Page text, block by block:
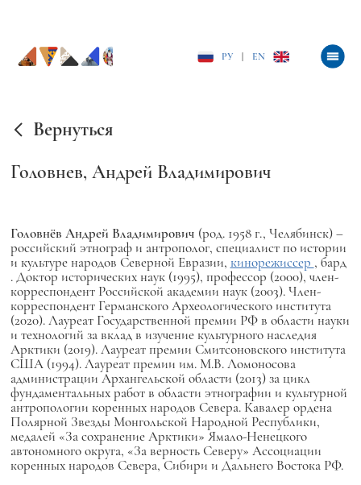
РУ EN
Вернуться
Головнев, Андрей Владимирович
Головнёв Андрей Владимирович (род. 1958 г., Челябинск) –
российский этнограф и антрополог, специалист по истории
и культуре народов Северной Евразии, кинорежиссер , бард
. Доктор исторических наук (1995), профессор (2000), член-
корреспондент Российской академии наук (2003). Член-
корреспондент Германского Археологического института
(2020).Лауреат Государственной премии РФ в области науки
и технологий за вклад в изучение культурного наследия
Арктики (2019).Лауреат премии Смитсоновского института
США (1994).Лауреат премии им. М.В. Ломоносова
администрации Архангельской области (2013) за цикл
фундаментальных работ в области этнографии и культурной
антропологии коренных народов Севера. Кавалер ордена
Полярной Звезды Монгольской Народной Республики,
медалей «За сохранение Арктики» Ямало-Ненецкого
автономного округа, «За верность Северу» Ассоциации
коренных народов Севера, Сибири и Дальнего Востока РФ.